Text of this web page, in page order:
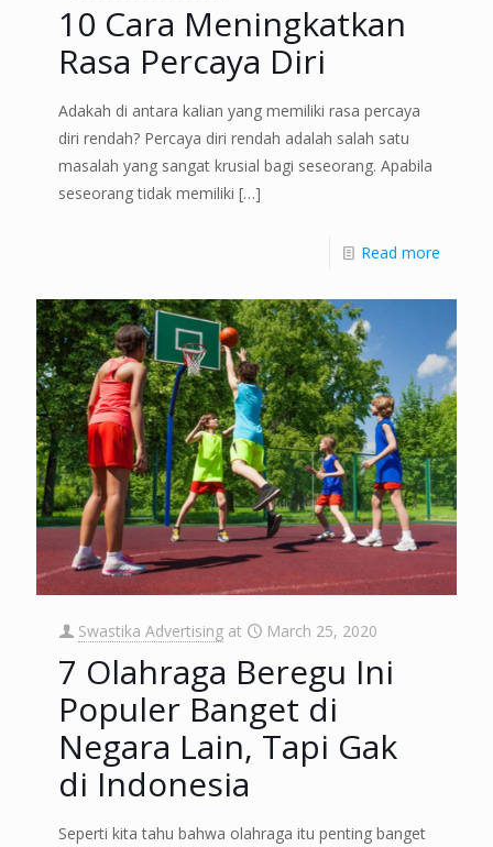
10 Cara Meningkatkan
Rasa Percaya Diri
Adakah di antara kalian yang memiliki rasa percaya
diri rendah? Percaya diri rendah adalah salah satu
masalah yang sangat krusial bagi seseorang. Apabila
seseorang tidak memiliki […]
Read more
Swastika Advertising at March 25, 2020
7 Olahraga Beregu Ini
Populer Banget di
Negara Lain, Tapi Gak
di Indonesia
Seperti kita tahu bahwa olahraga itu penting banget